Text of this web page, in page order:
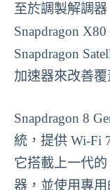
至於調製解調器
Snapdragon
Snapdragon
加速器來改善
Snapdragon 8
統，提供 Wi-Fi
它搭載上一代的
器，並使用專